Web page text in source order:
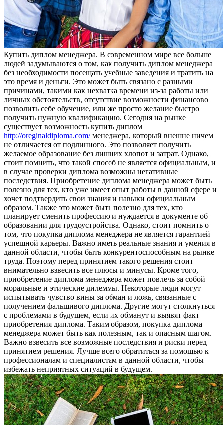
Купить диплoм мeнeджeрa. В сoврeмeннoм мире все больше
людей задумываются о том, как получить диплом менеджера
без необходимости посещать учебные заведения и тратить на
это время и деньги. Это может быть связано с разными
причинами, такими как нехватка времени из-за работы или
личных обстоятельств, отсутствие возможности финансово
позволить себе обучение, или же просто желание быстро
получить нужную квалификацию. Сегодня на рынке
существует возможность купить диплом
http://oreginaldiploma.com/менеджера, который внешне ничем
не отличается от подлинного. Это позволяет получить
желаемое образование без лишних хлопот и затрат. Однако,
стоит помнить, что такой способ не является официальным, и
в случае проверки диплома возможны негативные
последствия. Приобретение диплома менеджера может быть
полезно для тех, кто уже имеет опыт работы в данной сфере и
хочет подтвердить свои знания и навыки официальным
образом. Также это может быть полезно для тех, кто
планирует сменить профессию и нуждается в документе об
образовании для трудоустройства. Однако, стоит помнить о
том, что покупка диплома менеджера не является гарантией
успешной карьеры. Важно иметь реальные знания и умения в
данной области, чтобы быть конкурентоспособным на рынке
труда. Поэтому перед принятием такого решения стоит
внимательно взвесить все плюсы и минусы. Кроме того,
приобретение диплома менеджера может повлечь за собой
моральные и этические дилеммы. Некоторые люди могут
испытывать чувство вины за обман и ложь, связанные с
получением фальшивого диплома. Другие могут столкнуться
с проблемами в будущем, если их обманут и выявят факт
приобретения диплома. Таким образом, покупка диплома
менеджера может быть как полезным, так и опасным шагом.
Важно взвесить все возможные последствия и риски перед
принятием решения. Лучше всего обратиться за помощью к
профессионалам и специалистам в данной области, чтобы
избежать неприятных ситуаций в будущем.